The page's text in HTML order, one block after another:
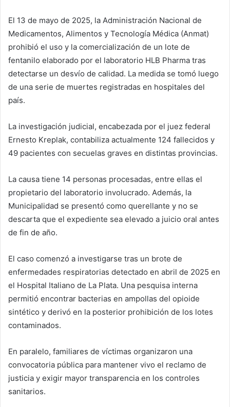
El 13 de mayo de 2025, la Administración Nacional de
Medicamentos, Alimentos y Tecnología Médica (Anmat)
prohibió el uso y la comercialización de un lote de
fentanilo elaborado por el laboratorio HLB Pharma tras
detectarse un desvío de calidad. La medida se tomó luego
de una serie de muertes registradas en hospitales del
país.
La investigación judicial, encabezada por el juez federal
Ernesto Kreplak, contabiliza actualmente 124 fallecidos y
49 pacientes con secuelas graves en distintas provincias.
La causa tiene 14 personas procesadas, entre ellas el
propietario del laboratorio involucrado. Además, la
Municipalidad se presentó como querellante y no se
descarta que el expediente sea elevado a juicio oral antes
de fin de año.
El caso comenzó a investigarse tras un brote de
enfermedades respiratorias detectado en abril de 2025 en
el Hospital Italiano de La Plata. Una pesquisa interna
permitió encontrar bacterias en ampollas del opioide
sintético y derivó en la posterior prohibición de los lotes
contaminados.
En paralelo, familiares de víctimas organizaron una
convocatoria pública para mantener vivo el reclamo de
justicia y exigir mayor transparencia en los controles
sanitarios.